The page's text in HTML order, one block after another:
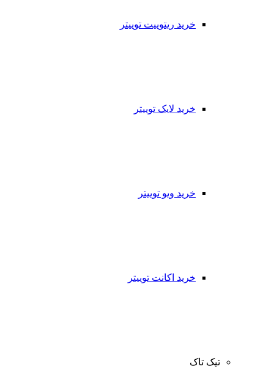
خرید ریتوییت توییتر
خرید لایک توییتر
خرید ویو توییتر
خرید اکانت توییتر
تیک تاک